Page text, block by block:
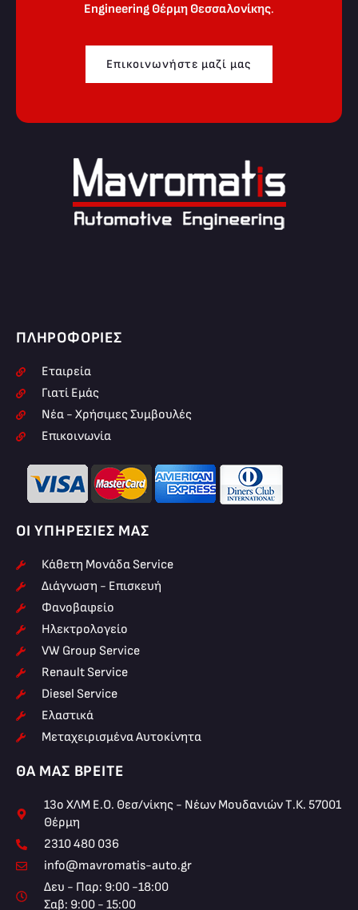
Engineering Θέρμη Θεσσαλονίκης.
Επικοινωνήστε μαζί μας
ΠΛΗΡΟΦΟΡΊΕΣ
Εταιρεία
Γιατί Εμάς
Νέα - Χρήσιμες Συμβουλές
Επικοινωνία
ΟΙ ΥΠΗΡΕΣΊΕΣ ΜΑΣ
Κάθετη Μονάδα Service
Διάγνωση - Επισκευή
Φανοβαφείο
Ηλεκτρολογείο
VW Group Service
Renault Service
Diesel Service
Ελαστικά
Μεταχειρισμένα Αυτοκίνητα
ΘΑ ΜΑΣ ΒΡΕΊΤΕ
13ο ΧΛΜ Ε.Ο. Θεσ/νίκης - Νέων Μουδανιών Τ.Κ. 57001
Θέρμη
2310 480 036
info@mavromatis-auto.gr
Δευ - Παρ: 9:00 -18:00
Σαβ: 9:00 - 15:00